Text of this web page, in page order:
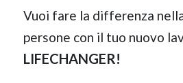
Vuoi fare la differenza
persone con il tuo nuovo
LIFECHANGER!